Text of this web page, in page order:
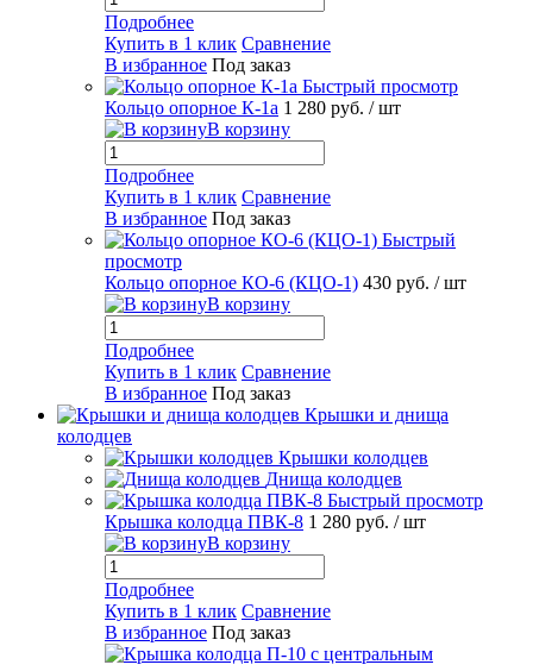
Подробнее
Купить в 1 клик Сравнение
В избранное Под заказ
Быстрый просмотр
Кольцо опорное К-1а 1 280 руб. / шт
В корзину
Подробнее
Купить в 1 клик Сравнение
В избранное Под заказ
Быстрый
просмотр
Кольцо опорное КО-6 (КЦО-1) 430 руб. / шт
В корзину
Подробнее
Купить в 1 клик Сравнение
В избранное Под заказ
Крышки и днища
колодцев
Крышки колодцев
Днища колодцев
Быстрый просмотр
Крышка колодца ПВК-8 1 280 руб. / шт
В корзину
Подробнее
Купить в 1 клик Сравнение
В избранное Под заказ